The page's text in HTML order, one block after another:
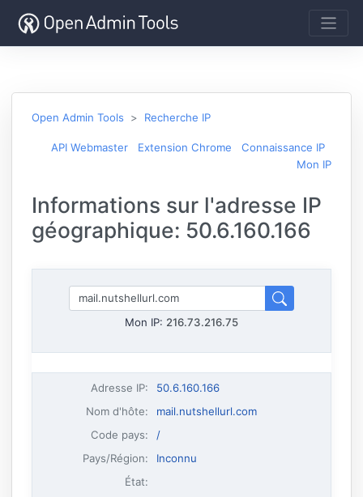
Open Admin Tools Recherche IP
API Webmaster Extension Chrome
Connaissance IP
Mon IP
Informations sur l'adresse IP
géographique: 50.6.160.166
Mon IP: 216.73.216.75
Adresse IP:
50.6.160.166
Nom d'hôte:
mail.nutshellurl.com
Code pays:
/
Pays/Région:
Inconnu
État: